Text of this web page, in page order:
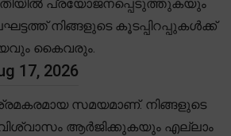
പ്രയോജനപ്പെടുത്തുകയും
നിങ്ങളുടെ കൂടപ്പിറപ്പുകൾക്ക്
കൈവരും.
17, 2026
സമയമാണ്. നിങ്ങളുടെ
ആർജിക്കുകയും എല്ലാം